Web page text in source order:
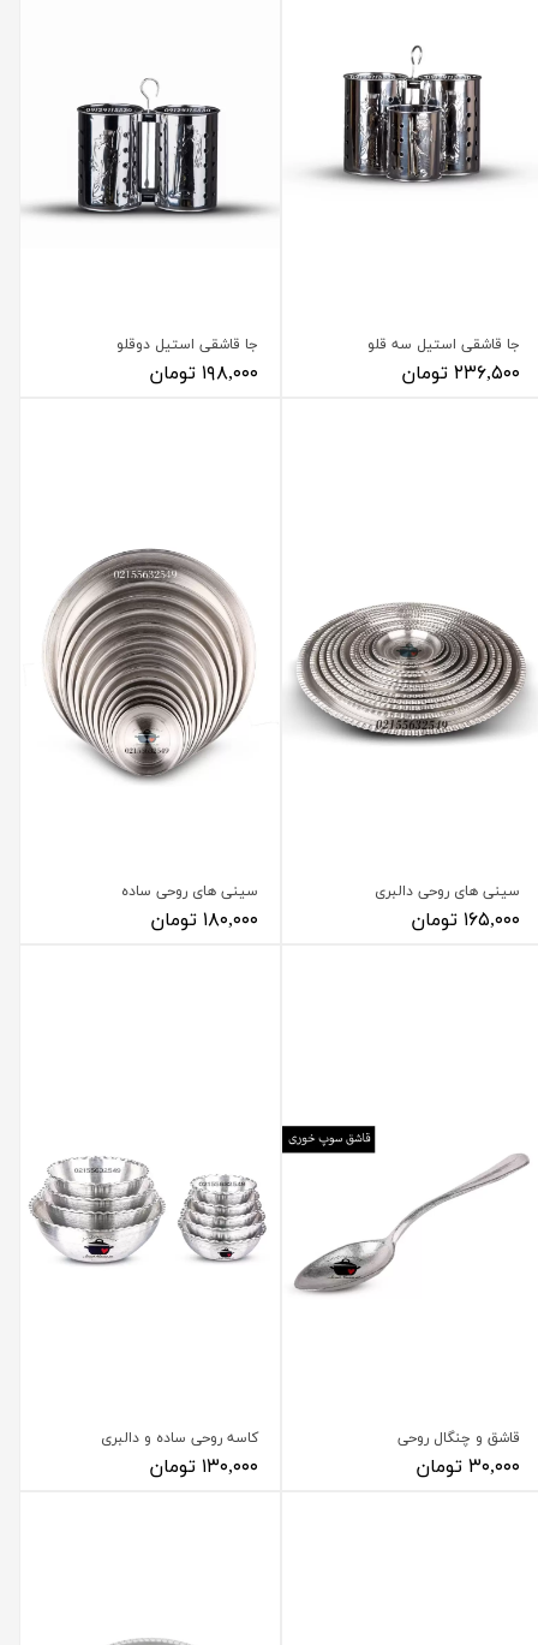
جا قاشقی استیل سه قلو
۲۳۶,۵۰۰ تومان
جا قاشقی استیل دوقلو
۱۹۸,۰۰۰ تومان
سینی های روحی دالبری
۱۶۵,۰۰۰ تومان
سینی های روحی ساده
۱۸۰,۰۰۰ تومان
قاشق و چنگال روحی
۳۰,۰۰۰ تومان
کاسه روحی ساده و دالبری
۱۳۰,۰۰۰ تومان